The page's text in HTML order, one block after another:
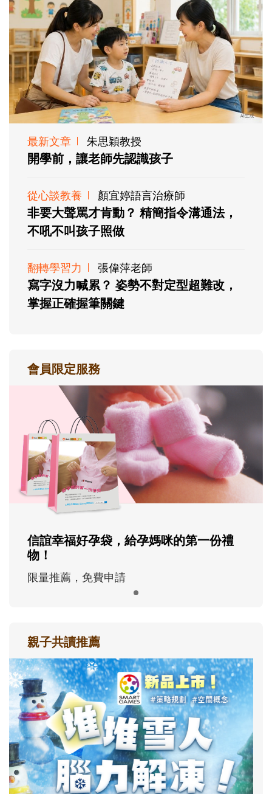
最新文章 朱思穎教授
開學前，讓老師先認識孩子
從心談教養 顏宜婷語言治療師
非要大聲罵才肯動？ 精簡指令溝通法，
不吼不叫孩子照做
翻轉學習力 張偉萍老師
寫字沒力喊累？ 姿勢不對定型超難改，
掌握正確握筆關鍵
會員限定服務
信誼幸福好孕袋，給孕媽咪的第一份禮
物！
限量推薦，免費申請
親子共讀推薦
最新活動